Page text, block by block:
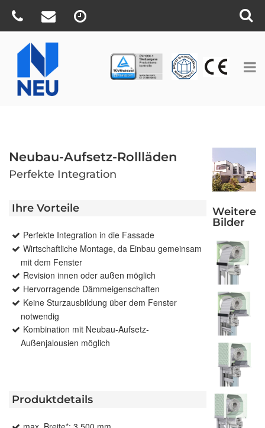
Neubau-Aufsetz-Rollläden
Perfekte Integration
Ihre Vorteile
Perfekte Integration in die Fassade
Wirtschaftliche Montage, da Einbau gemeinsam
mit dem Fenster
Revision innen oder außen möglich
Hervorragende Dämmeigenschaften
Keine Sturzausbildung über dem Fenster
notwendig
Kombination mit Neubau-Aufsetz-
Außenjalousien möglich
Produktdetails
Weitere
Bilder
TÜV CE BV